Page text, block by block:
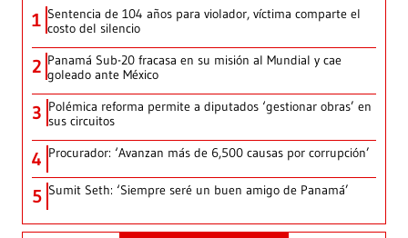
1 Sentencia de 104 años para violador, víctima comparte el
costo del silencio
2 Panamá Sub-20 fracasa en su misión al Mundial y cae
goleado ante México
3 Polémica reforma permite a diputados ‘gestionar obras’ en
sus circuitos
4 Procurador: ‘Avanzan más de 6,500 causas por corrupción’
5 Sumit Seth: ‘Siempre seré un buen amigo de Panamá’